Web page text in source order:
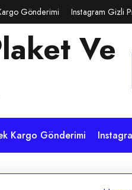
Gönderimi Instagram Gizli
Ve
Kargo Gönderimi